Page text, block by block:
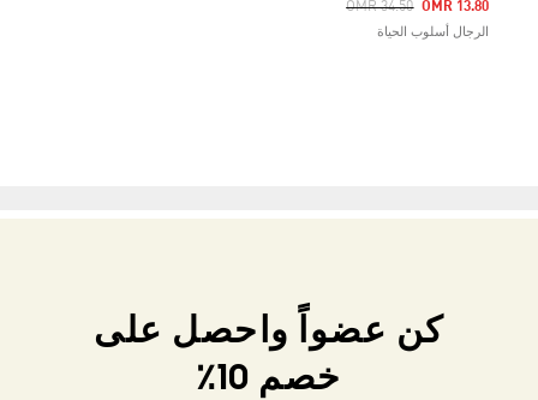
Price Reduced From
OMR 34.50
To OMR 13.80
الرجال أسلوب الحياة
كن عضواً واحصل على
خصم 10٪